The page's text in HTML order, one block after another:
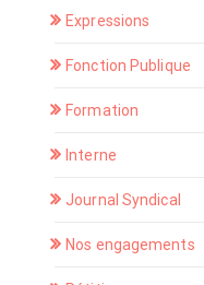
Expressions
Fonction Publique
Formation
Interne
Journal Syndical
Nos engagements